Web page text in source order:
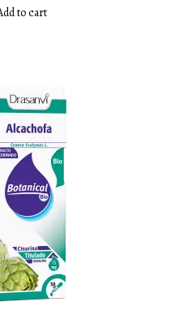
to cart